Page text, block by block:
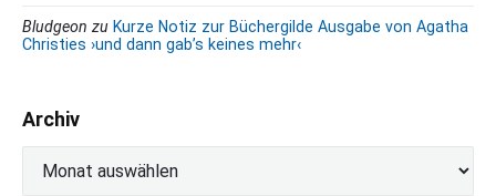
Bludgeon zu Kurze Notiz zur Büchergilde Ausgabe von Agatha
Christies ›und dann gab’s keines mehr‹
Archiv